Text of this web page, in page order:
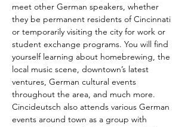
meet other German speakers, whether
they be permanent residents of Cincinnati
or temporarily visiting the city for work or
student exchange programs. You will find
yourself learning about homebrewing, the
local music scene, downtown’s latest
ventures, German cultural events
throughout the area, and much more.
Cincideutsch also attends various German
events around town as a group with